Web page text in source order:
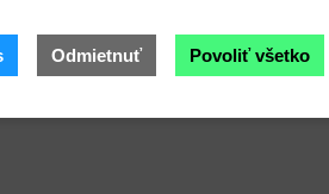
Odmietnuť Povoliť všetko